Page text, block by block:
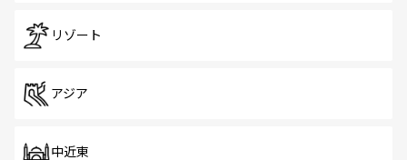
リゾート
アジア
中近東